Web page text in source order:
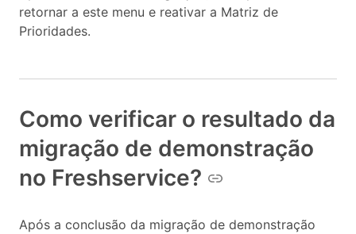
retornar a este menu e reativar a Matriz de
Prioridades.
Como verificar o resultado da
migração de demonstração
no Freshservice?
Após a conclusão da migração de demonstração